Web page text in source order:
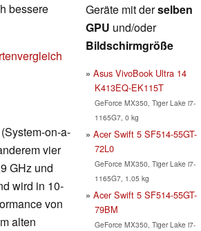
bessere
on-a-
vier
GHz und
wird in 10-
von
alten
Geräte mit derselben
GPU und/oder
Bildschirmgröße
Asus VivoBook Ultra 14
K413EQ-EK115T
GeForce MX350, Tiger Lake i7-
1165G7, 0 kg
Acer Swift 5 SF514-55GT-
72L0
GeForce MX350, Tiger Lake i7-
1165G7, 1.05 kg
Acer Swift 5 SF514-55GT-
79BM
GeForce MX350, Tiger Lake i7-